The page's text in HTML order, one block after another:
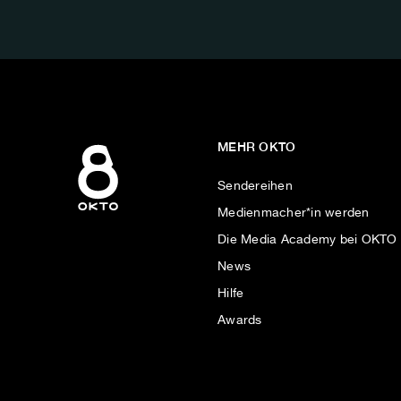
MEHR OKTO
Sendereihen
Medienmacher*in werden
Die Media Academy bei OKTO
News
Hilfe
Awards